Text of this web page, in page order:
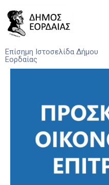
Επίσημη Ιστοσελίδα Δήμου
Εορδαίας
Ο
Προσκλήσεις